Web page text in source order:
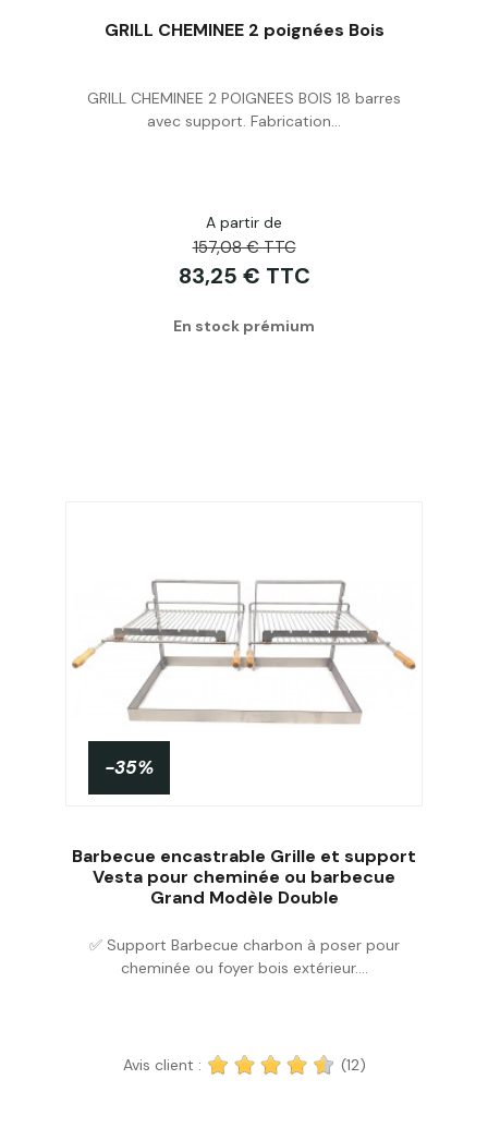
Acheter
GRILL CHEMINEE 2 poignées Bois
GRILL CHEMINEE 2 POIGNEES BOIS 18 barres
avec support. Fabrication...
A partir de
157,08 € TTC
83,25 € TTC
En stock prémium
-35%
Barbecue encastrable Grille et support
Vesta pour cheminée ou barbecue
Grand Modèle Double
✅ Support Barbecue charbon à poser pour
cheminée ou foyer bois extérieur....
Avis client : (12)